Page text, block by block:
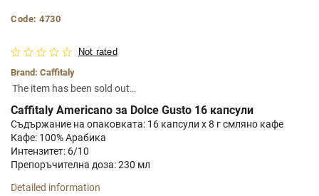
Code: 4730
Not rated
Brand: Caffitaly
The item has been sold out…
Caffitaly Americano за Dolce Gusto 16 капсули
Съдържание на опаковката: 16 капсули x 8 г смляно кафе
Кафе: 100% Арабика
Интензитет: 6/10
Препоръчителна доза: 230 мл
Detailed information